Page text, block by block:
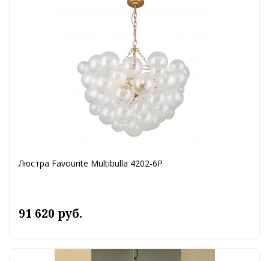
Люстра Favourite Multibulla 4202-6P
91 620 руб.